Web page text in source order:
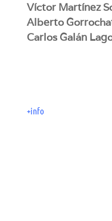
Víctor Martínez
Alberto
Carlos Galán
+info